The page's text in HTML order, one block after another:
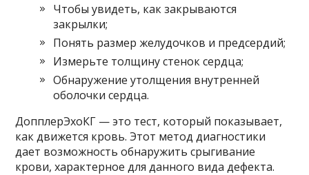
Чтобы увидеть, как закрываются
закрылки;
Понять размер желудочков и предсердий;
Измерьте толщину стенок сердца;
Обнаружение утолщения внутренней
оболочки сердца.
ДопплерЭхоКГ — это тест, который показывает,
как движется кровь. Этот метод диагностики
дает возможность обнаружить срыгивание
крови, характерное для данного вида дефекта.